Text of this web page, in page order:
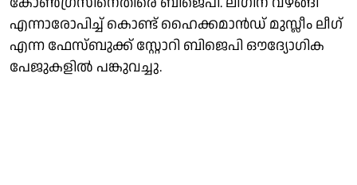
എന്നാരോപിച്ച് കൊണ്ട് ഹൈക്കമാൻഡ് മുസ്ലീം ലീഗ്
എന്ന ഫേസ്ബുക്ക് സ്റ്റോറി ബിജെപി ഔദ്യോഗിക
പേജുകളിൽ പങ്കുവച്ചു.